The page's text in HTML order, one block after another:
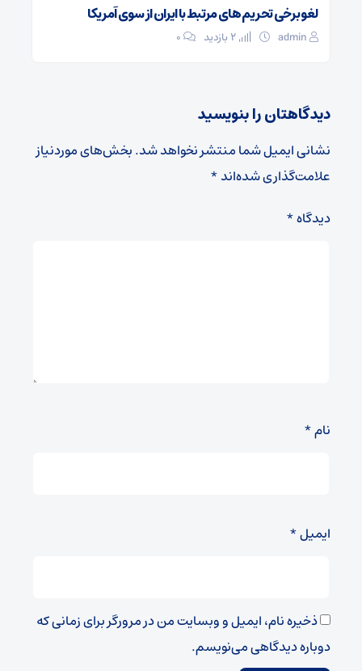
لغو برخی تحریم های مرتبط با ایران از سوی آمریکا
admin ۰
دیدگاهتان را بنویسید
نشانی ایمیل شما منتشر نخواهد شد.بخش‌های موردنیاز
علامت‌گذاری شده‌اند*
دیدگاه*
نام*
ایمیل*
ذخیره نام، ایمیل و وبسایت من در مرورگر برای زمانی که
دوباره دیدگاهی می‌نویسم.